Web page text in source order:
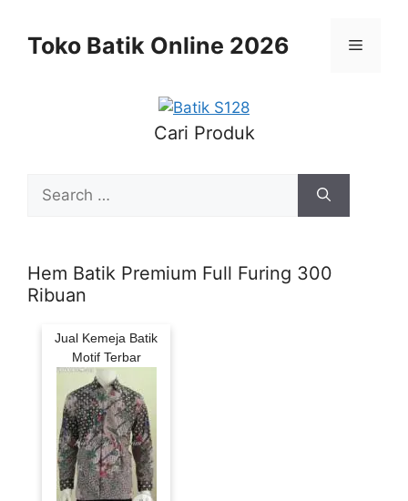
contentToko Batik Online 2026 Menu
Cari Produk
for:
Hem Batik Premium Full Furing 300
Ribuan
Jual Kemeja Batik
Motif Terbar